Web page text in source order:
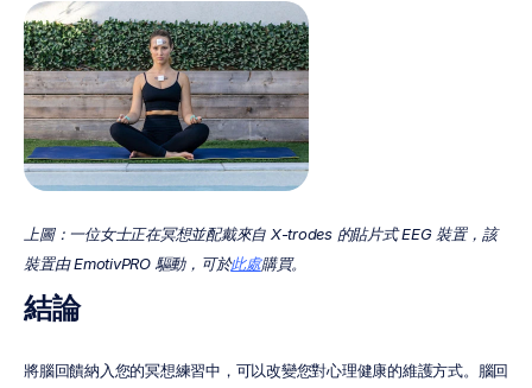
上圖：一位女士正在冥想並配戴來自 X-trodes 的貼片式 EEG 裝置，該
裝置由 EmotivPRO 驅動，可於此處購買。
結論
將腦回饋納入您的冥想練習中，可以改變您對心理健康的維護方式。腦回